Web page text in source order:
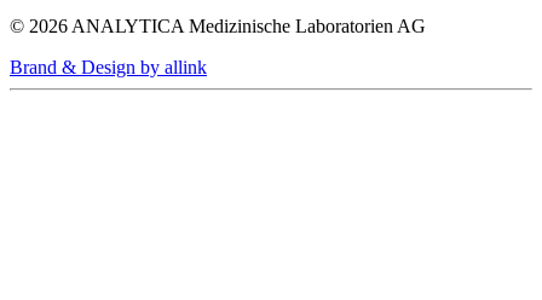
© 2026 ANALYTICA Medizinische Laboratorien AG
Brand & Design by allink